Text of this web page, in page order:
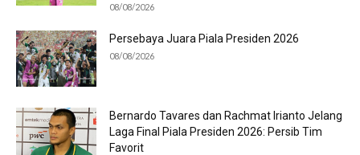
08/08/2026
Persebaya Juara Piala Presiden 2026
08/08/2026
Bernardo Tavares dan Rachmat Irianto Jelang
Laga Final Piala Presiden 2026: Persib Tim
Favorit